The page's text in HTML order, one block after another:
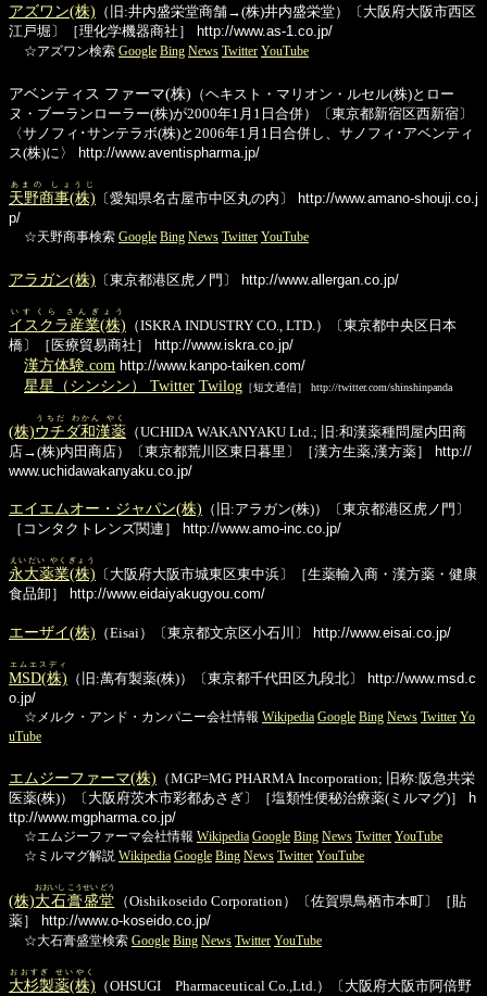
アズワン(株) （旧:井内盛栄堂商舗→(株)井内盛栄堂）〔大阪府大阪市西区
江戸堀〕［理化学機器商社］
http://www.as-1.co.jp/
☆アズワン検索 Google Bing News Twitter YouTube
アベンティス ファーマ(株) （ヘキスト・マリオン・ルセル(株)とロー
ヌ・ブーランローラー(株)が2000年1月1日合併）〔東京都新宿区西新宿〕
〈サノフィ･サンテラボ(株)と2006年1月1日合併し、サノフィ･アベンティ
ス(株)に〉
http://www.aventispharma.jp/
天野商事(株)
あまの しょうじ
〔愛知県名古屋市中区丸の内〕
http://www.amano-shouji.co.j
p/
☆天野商事検索 Google Bing News Twitter YouTube
アラガン(株) 〔東京都港区虎ノ門〕 http://www.allergan.co.jp/
イスクラ産業(株)
いすくら さんぎょう
（ISKRA INDUSTRY CO., LTD.）〔東京都中央区日本
橋〕［医療貿易商社］
http://www.iskra.co.jp/
漢方体験.com http://www.kanpo-taiken.com/
星星（シンシン） Twitter Twilog ［短文通信］ http://twitter.com/shinshinpanda
(株)ウチダ和漢薬
うちだ わかん やく
（UCHIDA WAKANYAKU Ltd.; 旧:和漢薬種問屋内田商
店→(株)内田商店）〔東京都荒川区東日暮里〕［漢方生薬,漢方薬］
http://
www.uchidawakanyaku.co.jp/
エイエムオー・ジャパン(株) （旧:アラガン(株)）〔東京都港区虎ノ門〕
［コンタクトレンズ関連］
http://www.amo-inc.co.jp/
永大薬業(株)
えいだい やくぎょう
〔大阪府大阪市城東区東中浜〕［生薬輸入商・漢方薬・健康
食品卸］
http://www.eidaiyakugyou.com/
エーザイ(株) （Eisai）〔東京都文京区小石川〕 http://www.eisai.co.jp/
MSD(株)
エムエスディ
（旧:萬有製薬(株)）〔東京都千代田区九段北〕
http://www.msd.c
o.jp/
☆メルク・アンド・カンパニー会社情報 Wikipedia Google Bing News Twitter Yo
uTube
エムジーファーマ(株) （MGP=MG PHARMA Incorporation; 旧称:阪急共栄
医薬(株)）〔大阪府茨木市彩都あさぎ〕［塩類性便秘治療薬(ミルマグ)］
h
ttp://www.mgpharma.co.jp/
☆エムジーファーマ会社情報 Wikipedia Google Bing News Twitter YouTube
☆ミルマグ解説 Wikipedia Google Bing News Twitter YouTube
(株)大石膏盛堂
おおいし こうせい どう
（Oishikoseido Corporation）〔佐賀県鳥栖市本町〕［貼
薬］
http://www.o-koseido.co.jp/
☆大石膏盛堂検索 Google Bing News Twitter YouTube
大杉製薬(株)
おおすぎ せいやく
（OHSUGI Pharmaceutical Co.,Ltd.）〔大阪府大阪市阿倍野